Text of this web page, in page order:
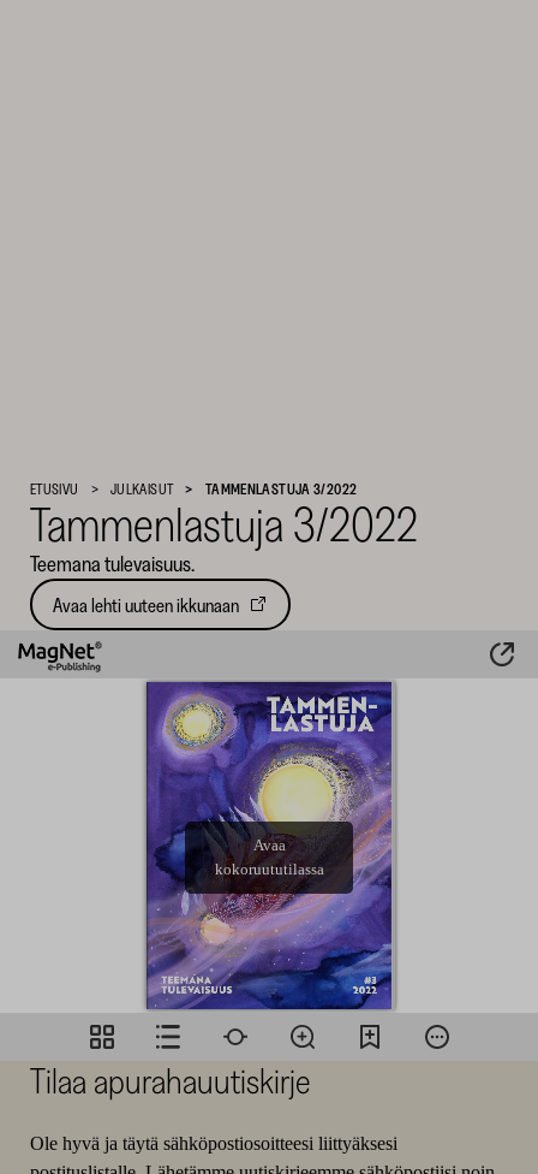
Kulttuurirahasto
SKR
ETUSIVU JULKAISUT TAMMENLASTUJA 3/2022
Tammenlastuja 3/2022
Teemana tulevaisuus.
Avaa lehti uuteen ikkunaan
Avautuu
välilehteen
Tilaa apurahauutiskirje
Ole hyvä ja täytä sähköpostiosoitteesi liittyäksesi